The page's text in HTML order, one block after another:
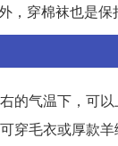
穿棉袜也是保
的气温下，可
穿毛衣或厚款